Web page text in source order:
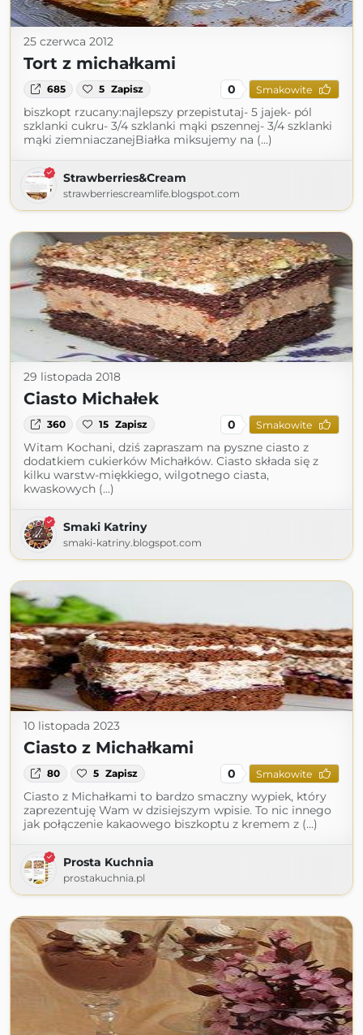
25 czerwca 2012
Tort z michałkami
685 5 Zapisz 0 Smakowite
biszkopt rzucany:najlepszy przepistutaj- 5 jajek- pól
szklanki cukru- 3/4 szklanki mąki pszennej- 3/4 szklanki
mąki ziemniaczanejBiałka miksujemy na (...)
Strawberries&Cream
strawberriescreamlife.blogspot.com
29 listopada 2018
Ciasto Michałek
360 15 Zapisz 0 Smakowite
Witam Kochani, dziś zapraszam na pyszne ciasto z
dodatkiem cukierków Michałków. Ciasto składa się z
kilku warstw-miękkiego, wilgotnego ciasta,
kwaskowych (...)
Smaki Katriny
smaki-katriny.blogspot.com
10 listopada 2023
Ciasto z Michałkami
80 5 Zapisz 0 Smakowite
Ciasto z Michałkami to bardzo smaczny wypiek, który
zaprezentuję Wam w dzisiejszym wpisie. To nic innego
jak połączenie kakaowego biszkoptu z kremem z (...)
Prosta Kuchnia
prostakuchnia.pl